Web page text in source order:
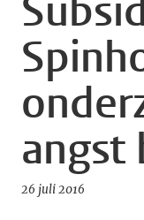
angst
26 juli 2016